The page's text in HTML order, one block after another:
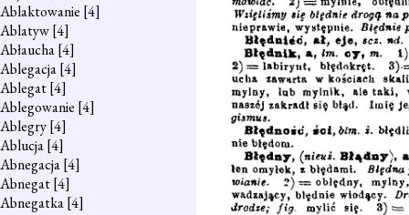
Ablaktowanie [4]
Ablatyw[4]
Abłaucha[4]
Ablegacja[4]
Ablegat[4]
Ablegowanie [4]
Ablegry[4]
Ablucja[4]
Abnegacja[4]
Abnegat[4]
Abnegatka[4]